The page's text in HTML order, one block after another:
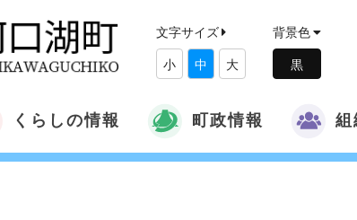
文字サイズ
小 中 大
背景色
くらしの情報 町政情報 組